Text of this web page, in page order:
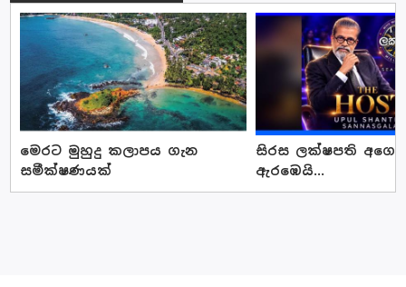
මෙරට මුහුදු කලාපය ගැන
සමීක්ෂණයක්
සිරස ලක්ෂපති
ඇරඹෙයි...